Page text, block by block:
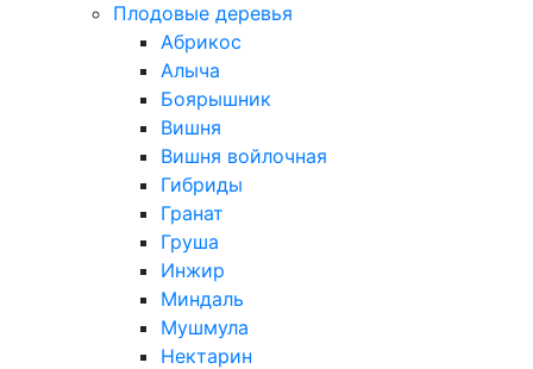
Плодовые деревья
Абрикос
Алыча
Боярышник
Вишня
Вишня войлочная
Гибриды
Гранат
Груша
Инжир
Миндаль
Мушмула
Нектарин